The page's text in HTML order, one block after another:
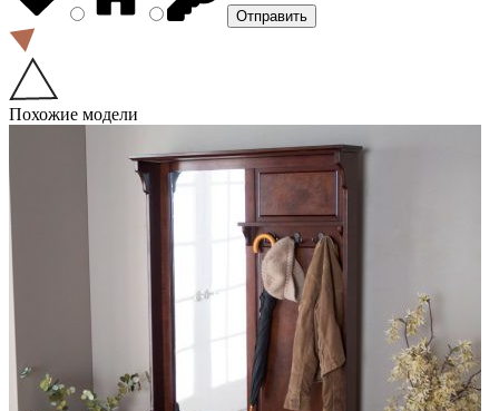
Похожие модели